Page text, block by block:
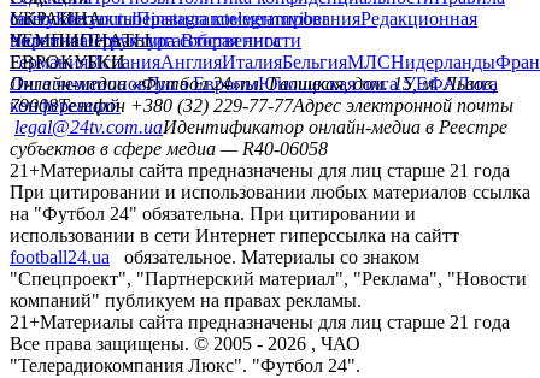
сайтуКонтактыПравила комментированияРедакционная
политикаСтруктура собственности
facebookxyoutubeinstagramtelegramviber
УКРАИНА
УкраинаПервая лигаВторая лига
ЧЕМПИОНАТЫ
ГерманияИспанияАнглияИталияБельгияМЛСНидерланды
ЕВРОКУБКИ
Лига чемпионовЛига ЕвропыЮношеская лига УЕФАЛига
конференций
Онлайн-медиа «Футбол 24»пл. Галицкая, дом. 15, м. Львов,
79008Телефон +380 (32) 229-77-77Адрес электронной почты
legal@24tv.com.uaИдентификатор онлайн-медиа в Реестре
субъектов в сфере медиа — R40-06058
21+Материалы сайта предназначены для лиц старше 21 года
При цитировании и использовании любых материалов ссылка
на "Футбол 24" обязательна. При цитировании и
использовании в сети Интернет гиперссылка на сайтт
football24.ua
обязательное. Материалы со знаком
"Спецпроект", "Партнерский материал", "Реклама", "Новости
компаний" публикуем на правах рекламы.
21+Материалы сайта предназначены для лиц старше 21 года
Все права защищены. © 2005 - 2026 , ЧАО
"Телерадиокомпания Люкс". "Футбол 24".